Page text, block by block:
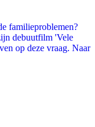
familieproblemen?
debuutfilm 'Vele
op deze vraag. Naar